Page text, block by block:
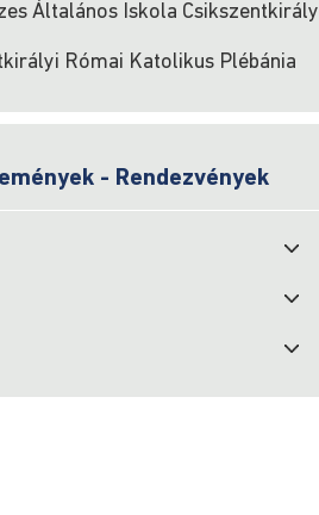
Általános Iskola Csikszentkirály
Római Katolikus Plébánia
- Rendezvények